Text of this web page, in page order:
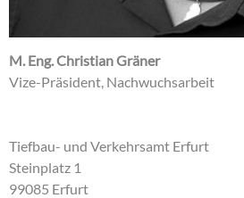
M. Eng. Christian Gräner
Vize-Präsident, Nachwuchsarbeit
Tiefbau- und Verkehrsamt Erfurt
Steinplatz 1
99085 Erfurt